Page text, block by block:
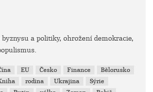
byznysu a politiky, ohrožení demokracie,
EU Česko Finance
Bělorusko
rodina Ukrajina
Sýrie